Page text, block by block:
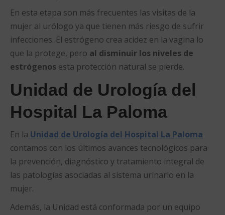
En esta etapa son más frecuentes las visitas de la
mujer al urólogo ya que tienen más riesgo de sufrir
infecciones. El estrógeno crea acidez en la vagina lo
que la protege, pero al disminuir los niveles de
estrógenos esta protección natural se pierde.
Unidad de Urología del
Hospital La Paloma
En la Unidad de Urología del Hospital La Paloma
contamos con los últimos avances tecnológicos para
la prevención, diagnóstico y tratamiento integral de
las patologías asociadas al sistema urinario en la
mujer.
Además, la Unidad está conformada por un equipo